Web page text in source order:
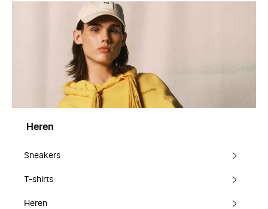
Heren
Sneakers
T-shirts
Heren